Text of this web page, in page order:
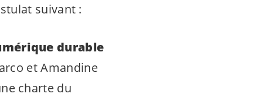
suivant :
durable
et Amandine
charte du